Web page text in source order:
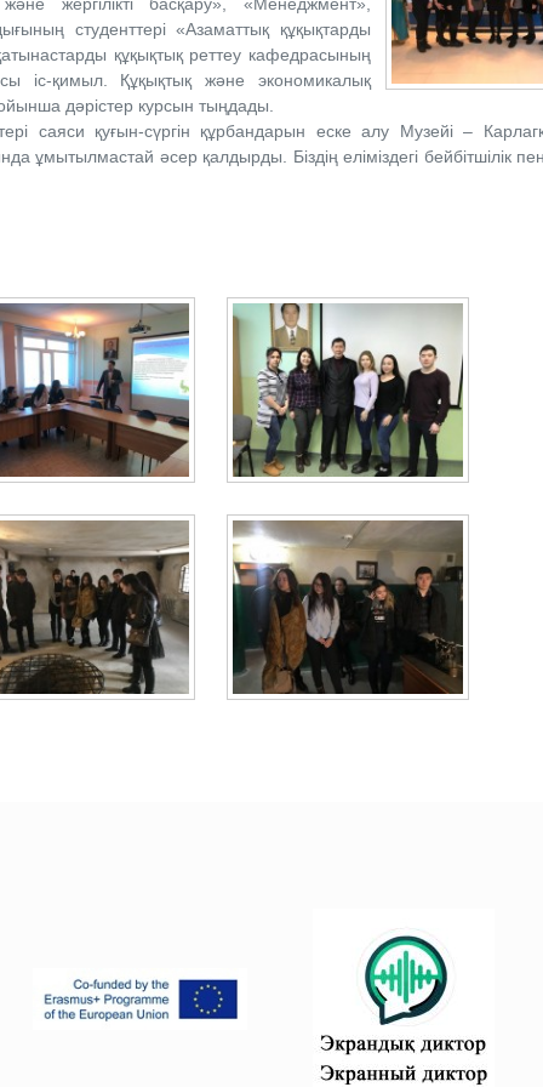
студенттері «Азаматтық құқықтарды
құқықтық реттеу кафедрасының
іс-қимыл. Құқықтық және экономикалық
дәрістер курсын тыңдады.
саяси қуғын-сүргін құрбандарын еске алу Музейі –
ұмытылмастай әсер қалдырды. Біздің еліміздегі бейбітшілік